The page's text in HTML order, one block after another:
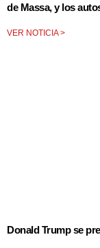
de Massa, y los
VER NOTICIA >
Donald Trump se